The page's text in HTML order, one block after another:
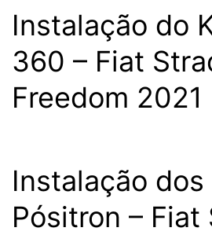
Instalação do
360 – Fiat
Freedom 2021
Instalação dos
Pósitron – Fiat